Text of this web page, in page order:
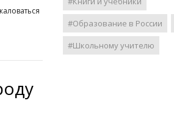
#Образование в России
#Школьному учителю